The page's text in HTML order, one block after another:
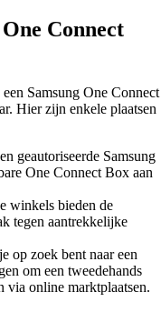
Connect
Samsung One Connect
Hier zijn enkele plaatsen
geautoriseerde Samsung
One Connect Box aan
winkels bieden de
tegen aantrekkelijke
op zoek bent naar een
om een tweedehands
via online marktplaatsen.